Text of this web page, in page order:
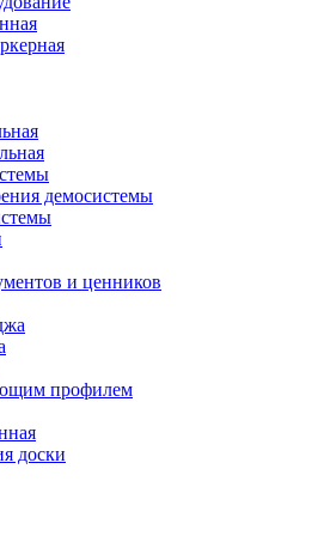
демосистемы
и ценников
профилем
доски